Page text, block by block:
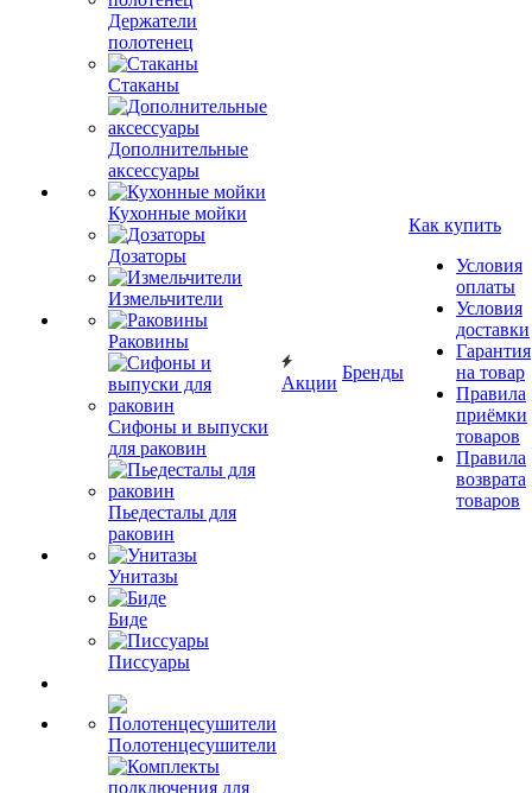
Держатели
полотенец
Стаканы
Дополнительные
аксессуары
Кухонные мойки
Дозаторы
Измельчители
Раковины
Сифоны и выпуски
для раковин
Пьедесталы для
раковин
Унитазы
Биде
Писсуары
Полотенцесушители
Акции
Бренды
Как купить
Условия
оплаты
Условия
доставки
Гарантия
на товар
Правила
приёмки
товаров
Правила
возврата
товаров